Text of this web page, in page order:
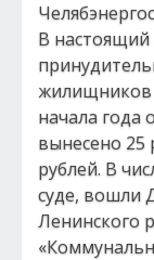
В настоящий
жилищников
начала
вынесено
рублей. В
суде, вошли
Ленинского